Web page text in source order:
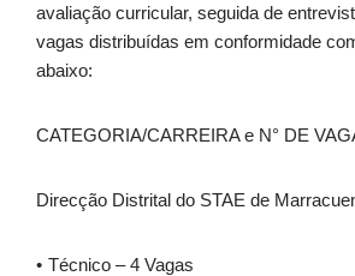
avaliação curricular, seguida de
vagas distribuídas em conformidade
abaixo:
CATEGORIA/CARREIRA e N° DE
Direcção Distrital do STAE de
Técnico – 4 Vagas